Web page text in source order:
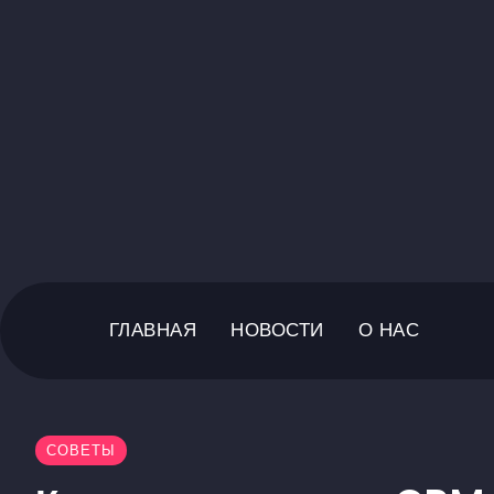
ГЛАВНАЯ НОВОСТИ О НАС
СОВЕТЫ